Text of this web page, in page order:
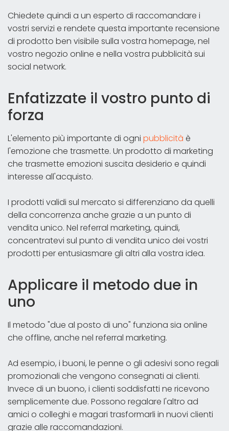
Chiedete quindi a un esperto di raccomandare i
vostri servizi e rendete questa importante recensione
di prodotto ben visibile sulla vostra homepage, nel
vostro negozio online e nella vostra pubblicità sui
social network.
Enfatizzate il vostro punto di
forza
L'elemento più importante di ogni pubblicità è
l'emozione che trasmette. Un prodotto di marketing
che trasmette emozioni suscita desiderio e quindi
interesse all'acquisto.
I prodotti validi sul mercato si differenziano da quelli
della concorrenza anche grazie a un punto di
vendita unico. Nel referral marketing, quindi,
concentratevi sul punto di vendita unico dei vostri
prodotti per entusiasmare gli altri alla vostra idea.
Applicare il metodo due in
uno
Il metodo "due al posto di uno" funziona sia online
che offline, anche nel referral marketing.
Ad esempio, i buoni, le penne o gli adesivi sono regali
promozionali che vengono consegnati ai clienti.
Invece di un buono, i clienti soddisfatti ne ricevono
semplicemente due. Possono regalare l'altro ad
amici o colleghi e magari trasformarli in nuovi clienti
grazie alle raccomandazioni.